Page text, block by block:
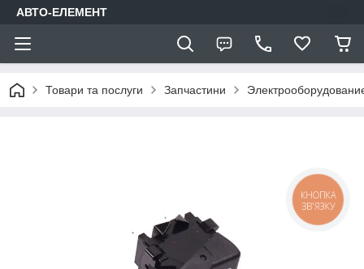
АВТО-ЕЛЕМЕНТ
Товари та послуги Запчастини
КНОПКА
ЗВ'ЯЗКУ